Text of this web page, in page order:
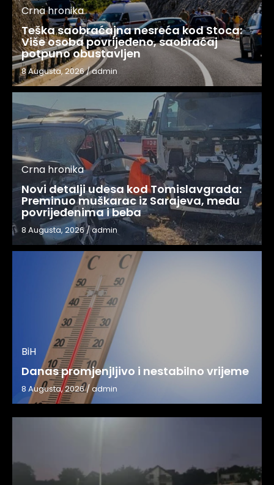
Crna hronika
Teška saobraćajna nesreća kod Stoca:
Više osoba povrijeđeno, saobraćaj
potpuno obustavljen
8 Augusta, 2026/admin
Crna hronika
Novi detalji udesa kod Tomislavgrada:
Preminuo muškarac iz Sarajeva, među
povrijeđenima i beba
8 Augusta, 2026/admin
BiH
Danas promjenjljivo i nestabilno vrijeme
8 Augusta, 2026/admin